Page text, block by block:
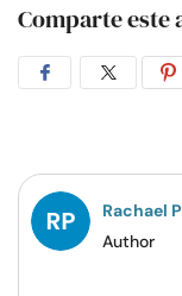
Comparte este
Compartir
Rachael
Author